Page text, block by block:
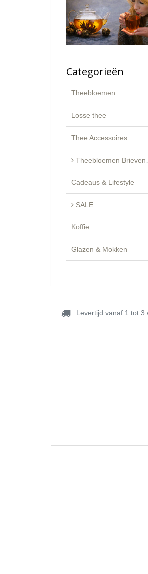
Categorieën
Theebloemen
Losse thee
Thee Accessoires
Theebloemen Brievenbus Cadeau - Luxe Geschenkset
Cadeaus & Lifestyle
SALE
Koffie
Glazen & Mokken
Levertijd vanaf 1 tot 3